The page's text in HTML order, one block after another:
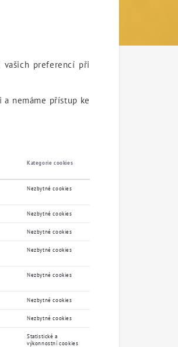
vašich preferencí při
nemáme přístup ke
Kategorie cookies
Nezbytné cookies
Nezbytné cookies
Nezbytné cookies
Nezbytné cookies
Nezbytné cookies
Nezbytné cookies
Nezbytné cookies
Statistické a
výkonnostní cookies